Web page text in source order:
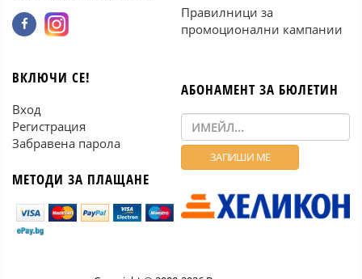
Правилници за
промоционални кампании
ВКЛЮЧИ СЕ!
Вход
Регистрация
Забравена парола
МЕТОДИ ЗА ПЛАЩАНЕ
АБОНАМЕНТ ЗА БЮЛЕТИН